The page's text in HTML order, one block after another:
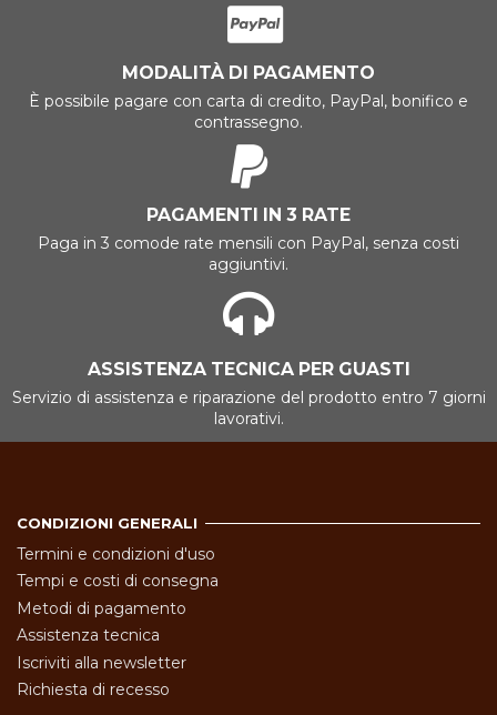
MODALITÀ DI PAGAMENTO
È possibile pagare con carta di credito, PayPal, bonifico e
contrassegno.
PAGAMENTI IN 3 RATE
Paga in 3 comode rate mensili con PayPal, senza costi
aggiuntivi.
ASSISTENZA TECNICA PER GUASTI
Servizio di assistenza e riparazione del prodotto entro 7 giorni
lavorativi.
CONDIZIONI GENERALI
Termini e condizioni d'uso
Tempi e costi di consegna
Metodi di pagamento
Assistenza tecnica
Iscriviti alla newsletter
Richiesta di recesso